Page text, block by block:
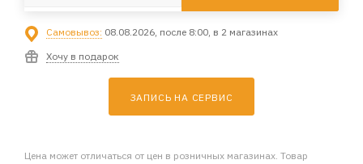
Самовывоз: 08.08.2026, после 8:00, в 2 магазинах
Хочу в подарок
ЗАПИСЬ НА СЕРВИС
Цена может отличаться от цен в розничных магазинах. Товар